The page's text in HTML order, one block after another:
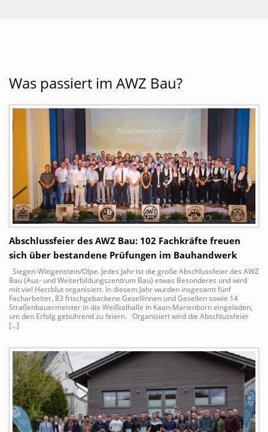
Was passiert im AWZ Bau?
Abschlussfeier des AWZ Bau: 102 Fachkräfte freuen
sich über bestandene Prüfungen im Bauhandwerk
Siegen-Wittgenstein/Olpe. Jedes Jahr ist die große Abschlussfeier des AWZ
Bau (Aus- und Weiterbildungszentrum Bau) etwas Besonderes und wird
mit viel Herzblut organisiert. In diesem Jahr wurden insgesamt fünf
Facharbeiter, 83 frischgebackene Gesellinnen und Gesellen sowie 14
Straßenbauermeister in die Weißtalhalle in Kaan-Marienborn eingeladen,
um den Erfolg gebührend zu feiern. Organisiert wird die Abschlussfeier
[…]